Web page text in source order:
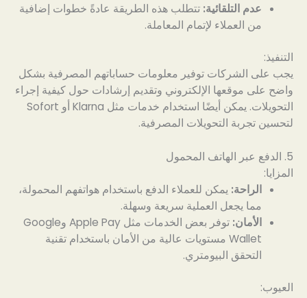
عدم التلقائية: تتطلب هذه الطريقة عادةً خطوات إضافية
من العملاء لإتمام المعاملة.
التنفيذ:
يجب على الشركات توفير معلومات حساباتهم المصرفية بشكل
واضح على موقعها الإلكتروني وتقديم إرشادات حول كيفية إجراء
التحويلات. يمكن أيضًا استخدام خدمات مثل Klarna أو Sofort
لتحسين تجربة التحويلات المصرفية.
5. الدفع عبر الهاتف المحمول
المزايا:
الراحة: يمكن للعملاء الدفع باستخدام هواتفهم المحمولة،
مما يجعل العملية سريعة وسهلة.
الأمان:
توفر بعض الخدمات مثل Apple Pay وGoogle
Wallet مستويات عالية من الأمان باستخدام تقنية
التحقق البيومتري.
العيوب: